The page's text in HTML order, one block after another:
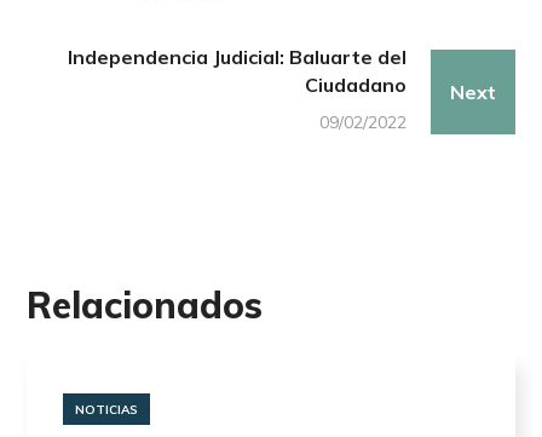
Independencia Judicial: Baluarte del
Ciudadano
09/02/2022
Next
Relacionados
NOTICIAS